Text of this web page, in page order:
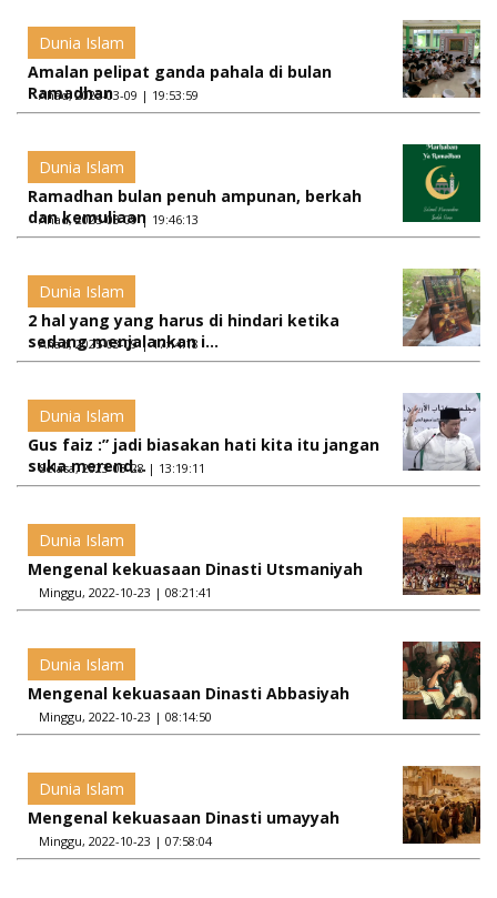
Dunia Islam
Amalan pelipat ganda pahala di bulan
Ramadhan
Ahad, 2025-03-09 | 19:53:59
Dunia Islam
Ramadhan bulan penuh ampunan, berkah
dan kemuliaan
Ahad, 2025-03-09 | 19:46:13
Dunia Islam
2 hal yang yang harus di hindari ketika
sedang menjalankan i...
Ahad, 2025-03-09 | 17:14:18
Dunia Islam
Gus faiz :” jadi biasakan hati kita itu jangan
suka merend...
Selasa, 2023-03-28 | 13:19:11
Dunia Islam
Mengenal kekuasaan Dinasti Utsmaniyah
Minggu, 2022-10-23 | 08:21:41
Dunia Islam
Mengenal kekuasaan Dinasti Abbasiyah
Minggu, 2022-10-23 | 08:14:50
Dunia Islam
Mengenal kekuasaan Dinasti umayyah
Minggu, 2022-10-23 | 07:58:04